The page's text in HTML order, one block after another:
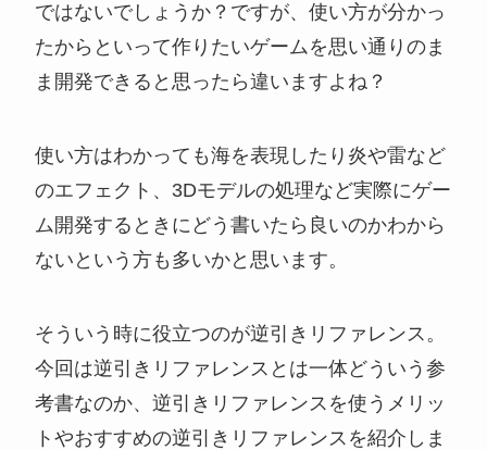
ではないでしょうか？ですが、使い方が分かっ
たからといって作りたいゲームを思い通りのま
ま開発できると思ったら違いますよね？
使い方はわかっても海を表現したり炎や雷など
のエフェクト、3Dモデルの処理など実際にゲー
ム開発するときにどう書いたら良いのかわから
ないという方も多いかと思います。
そういう時に役立つのが逆引きリファレンス。
今回は逆引きリファレンスとは一体どういう参
考書なのか、逆引きリファレンスを使うメリッ
トやおすすめの逆引きリファレンスを紹介しま